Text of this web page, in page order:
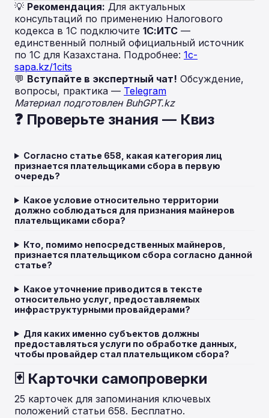
💡 Рекомендация: Для актуальных
консультаций по применению Налогового
кодекса в 1С подключите 1С:ИТС —
единственный полный официальный источник
по 1С для Казахстана. Подробнее: 1c-
sapa.kz/1cits
💬 Вступайте в экспертный чат! Обсуждение,
вопросы, практика — Telegram
Материал подготовлен BuhGPT.kz
❓ Проверьте знания — Квиз
Согласно статье 658, какая категория лиц
признается плательщиками сбора в первую
очередь?
Какое условие относительно территории
должно соблюдаться для признания майнеров
плательщиками сбора?
Кто, помимо непосредственных майнеров,
признается плательщиком сбора согласно данной
статье?
Какое уточнение приводится в тексте
относительно услуг, предоставляемых
инфраструктурными провайдерами?
Для каких именно субъектов должны
предоставляться услуги по обработке данных,
чтобы провайдер стал плательщиком сбора?
🃏 Карточки самопроверки
25 карточек для запоминания ключевых
положений статьи 658. Бесплатно.